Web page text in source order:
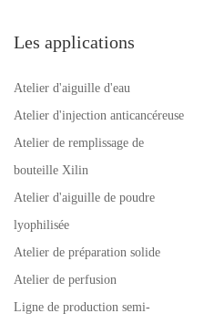
Les applications
Atelier d'aiguille d'eau
Atelier d'injection anticancéreuse
Atelier de remplissage de
bouteille Xilin
Atelier d'aiguille de poudre
lyophilisée
Atelier de préparation solide
Atelier de perfusion
Ligne de production semi-